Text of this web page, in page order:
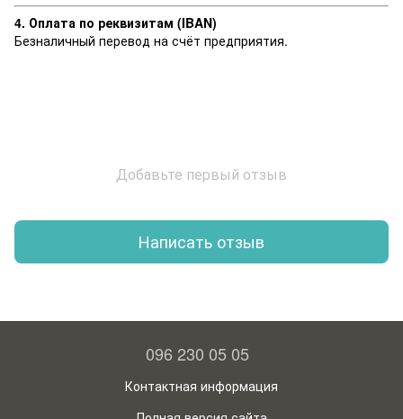
4. Оплата по реквизитам (IBAN)
Безналичный перевод на счёт предприятия.
Добавьте первый отзыв
Написать отзыв
096 230 05 05
Контактная информация